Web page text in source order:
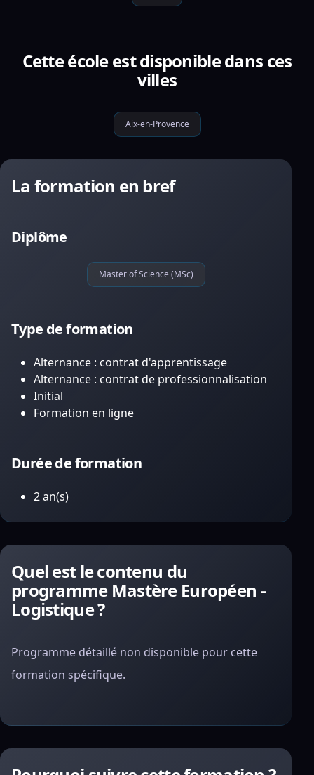
Cette école est disponible dans ces
villes
Aix-en-Provence
La formation en bref
Diplôme
Master of Science (MSc)
Type de formation
Alternance : contrat d'apprentissage
Alternance : contrat de professionnalisation
Initial
Formation en ligne
Durée de formation
2 an(s)
Quel est le contenu du
programme Mastère Européen -
Logistique ?
Programme détaillé non disponible pour cette
formation spécifique.